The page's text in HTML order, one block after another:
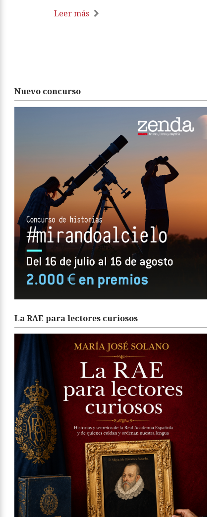
Leer más
Nuevo concurso
La RAE para lectores curiosos